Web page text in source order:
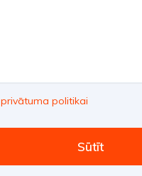
privātuma politikai
Sūtīt